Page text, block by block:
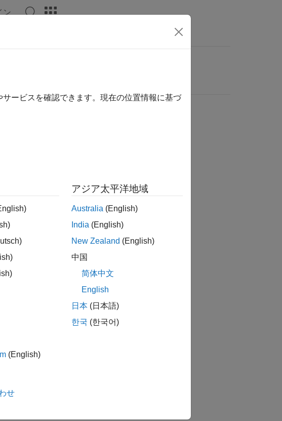
ン
ービスを確認できます。現在の位置情報に基づ
(English)
アジア太平洋地域
Australia (English)
India (English)
New Zealand (English)
中国
简体中文
English
日本 (日本語)
한국 (한국어)
せ